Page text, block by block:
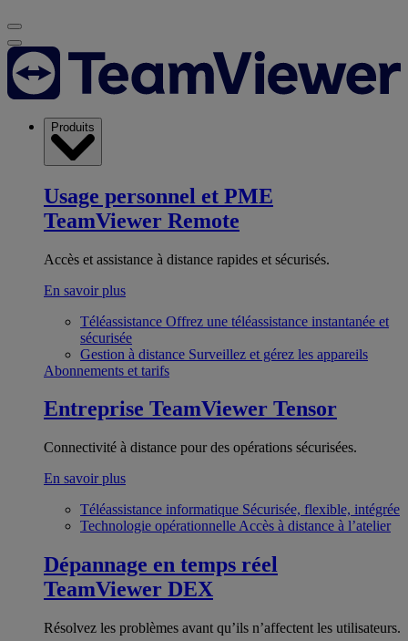
Produits
Usage personnel et PME
TeamViewer Remote
Accès et assistance à distance rapides et sécurisés.
En savoir plus
Téléassistance Offrez une téléassistance instantanée et
sécurisée
Gestion à distance Surveillez et gérez les appareils
Abonnements et tarifs
Entreprise TeamViewer Tensor
Connectivité à distance pour des opérations sécurisées.
En savoir plus
Téléassistance informatique Sécurisée, flexible, intégrée
Technologie opérationnelle Accès à distance à l’atelier
Dépannage en temps réel
TeamViewer DEX
Résolvez les problèmes avant qu’ils n’affectent les utilisateurs.